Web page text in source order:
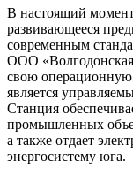
В настоящий
развивающееся
современным
ООО «Волгодонская
свою операционную
является
Станция
промышленных
а также отдает
энергосистему юга.